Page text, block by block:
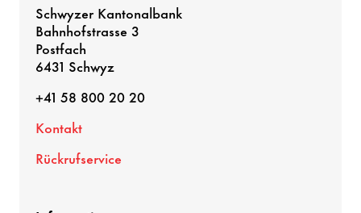
Schwyzer Kantonalbank
Bahnhofstrasse 3
Postfach
6431 Schwyz
+41 58 800 20 20
Kontakt
Rückrufservice